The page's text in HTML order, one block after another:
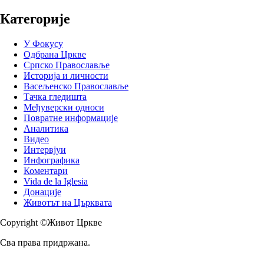
Категорије
У Фокусу
Одбрана Цркве
Српско Православље
Историја и личности
Васељенско Православље
Тачка гледишта
Међуверски односи
Повратне информације
Аналитика
Видео
Интервјуи
Инфографика
Коментари
Vida de la Iglesia
Донације
Животът на Църквата
Copyright ©Живот Цркве
Сва права придржана.